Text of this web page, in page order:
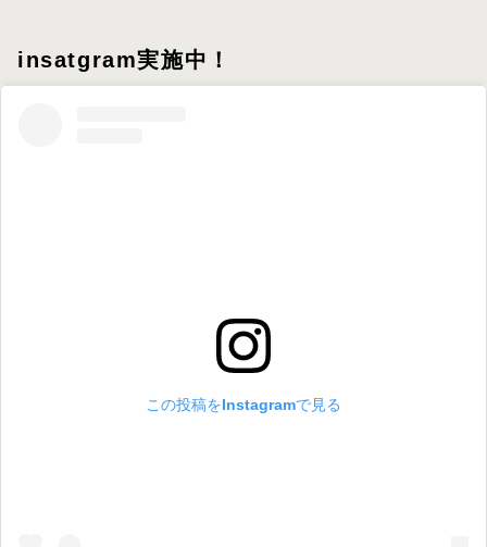
insatgram実施中！
この投稿をInstagramで見る